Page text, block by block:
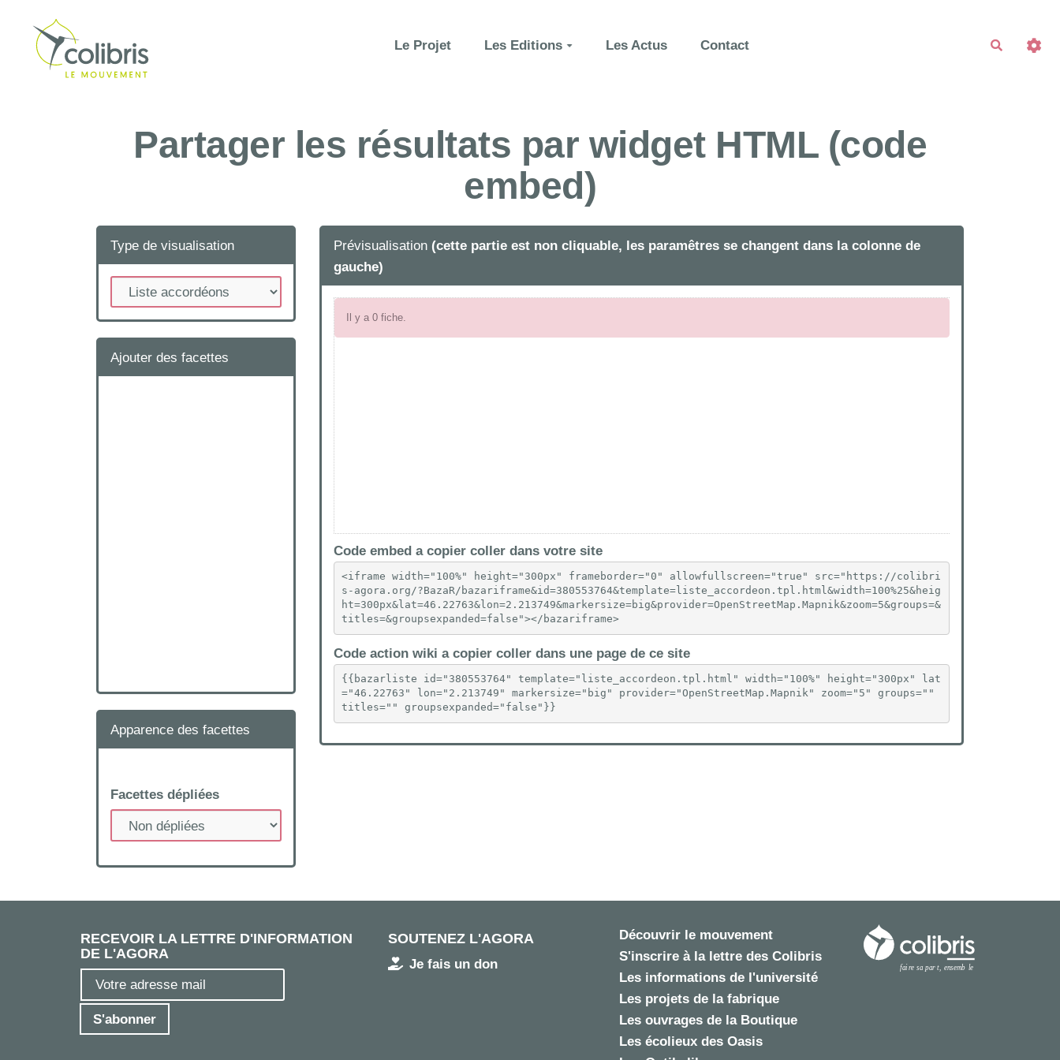
Le Projet Les Editions Les Actus Contact
Partager les résultats par widget HTML (code
embed)
Type de visualisation
Ajouter des facettes
Apparence des facettes
Facettes dépliées
Prévisualisation (cette partie est non cliquable, les paramêtres se changent dans la colonne de
gauche)
Code embed a copier coller dans votre site
<iframe width="100%" height="300px" frameborder="0" allowfullscreen="true" src="https://colibri
s-agora.org/?BazaR/bazariframe&id=380553764&template=liste_accordeon.tpl.html&width=100%25&heig
ht=300px&lat=46.22763&lon=2.213749&markersize=big&provider=OpenStreetMap.Mapnik&zoom=5&groups=&
titles=&groupsexpanded=false"></bazariframe>
Code action wiki a copier coller dans une page de ce site
{{bazarliste id="380553764" template="liste_accordeon.tpl.html" width="100%" height="300px" lat
="46.22763" lon="2.213749" markersize="big" provider="OpenStreetMap.Mapnik" zoom="5" groups=""
titles="" groupsexpanded="false"}}
RECEVOIR LA LETTRE D'INFORMATION
DE L'AGORA
S'abonner
SOUTENEZ L'AGORA
Je fais un don
Découvrir le mouvement
S'inscrire à la lettre des Colibris
Les informations de l'université
Les projets de la fabrique
Les ouvrages de la Boutique
Les écolieux des Oasis